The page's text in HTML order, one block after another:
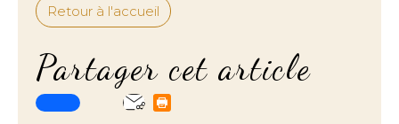
Retour à l'accueil
Partager cet article